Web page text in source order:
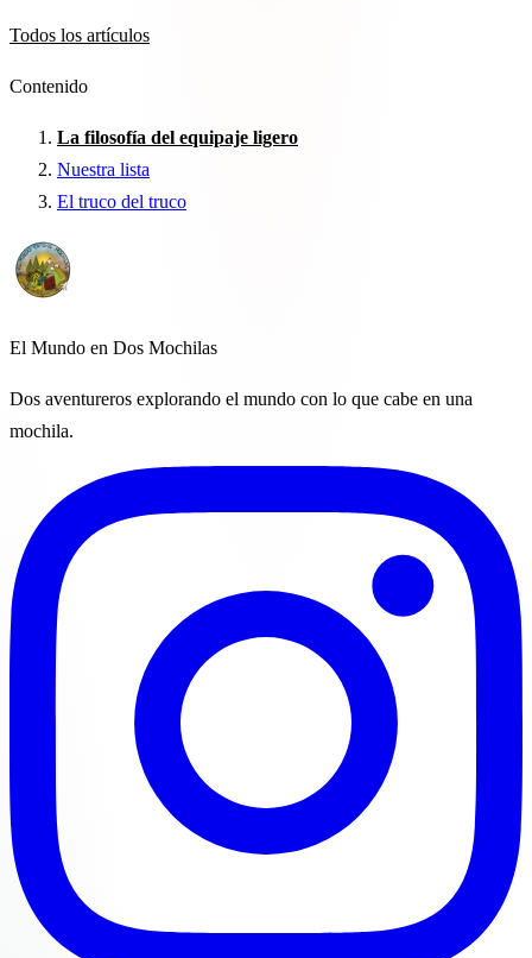
Todos los artículos
Contenido
La filosofía del equipaje ligero
Nuestra lista
El truco del truco
El Mundo en Dos Mochilas
Dos aventureros explorando el mundo con lo que cabe en una
mochila.